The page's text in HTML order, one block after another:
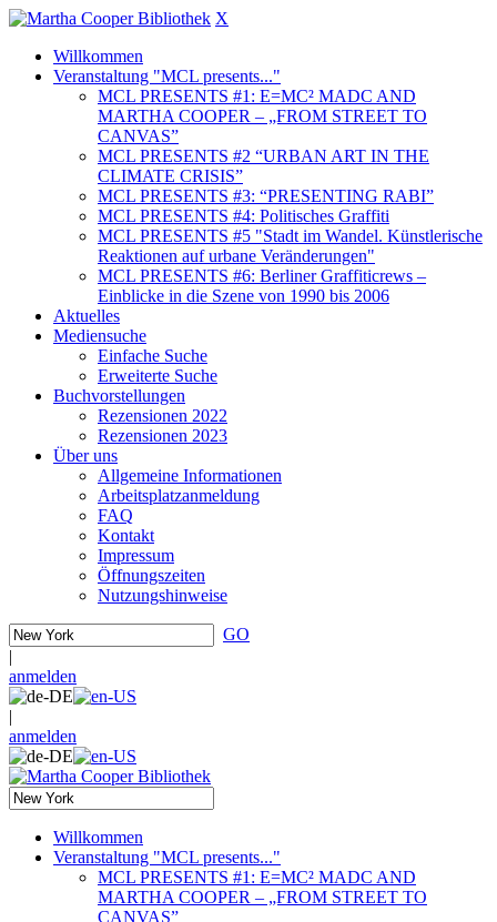
X
Willkommen
Veranstaltung "MCL presents..."
MCL PRESENTS #1: E=MC² MADC AND
MARTHA COOPER – „FROM STREET TO
CANVAS”
MCL PRESENTS #2 “URBAN ART IN THE
CLIMATE CRISIS”
MCL PRESENTS #3: “PRESENTING RABI”
MCL PRESENTS #4: Politisches Graffiti
MCL PRESENTS #5 "Stadt im Wandel. Künstlerische
Reaktionen auf urbane Veränderungen"
MCL PRESENTS #6: Berliner Graffiticrews –
Einblicke in die Szene von 1990 bis 2006
Aktuelles
Mediensuche
Einfache Suche
Erweiterte Suche
Buchvorstellungen
Rezensionen 2022
Rezensionen 2023
Über uns
Allgemeine Informationen
Arbeitsplatzanmeldung
FAQ
Kontakt
Impressum
Öffnungszeiten
Nutzungshinweise
GO
|
anmelden
|
anmelden
Willkommen
Veranstaltung "MCL presents..."
MCL PRESENTS #1: E=MC² MADC AND
MARTHA COOPER – „FROM STREET TO
CANVAS”